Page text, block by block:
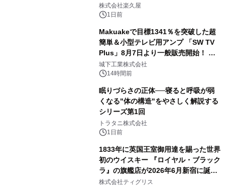
メニューを提供
株式会社楽久屋
1日前
Makuakeで目標1341％を突破した超
簡単＆小型テレビ用アンプ 「SW TV
Plus」8月7日より一般販売開始！ ケ
ーブル1本つなぐだけ、テレビの音が
ぐっと豊かに
城下工業株式会社
14時間前
眠りづらさの正体──寝ると呼吸が弱
くなる"体の構造"をやさしく解説する
シリーズ第1回
トラタニ株式会社
1日前
1833年に英国王室御用達を賜った世界
初のウイスキー 『ロイヤル・ブラック
ラ』の旗艦店が2026年6月新宿に誕
生 バカルディ ジャパンと連携した
株式会社ティグリス